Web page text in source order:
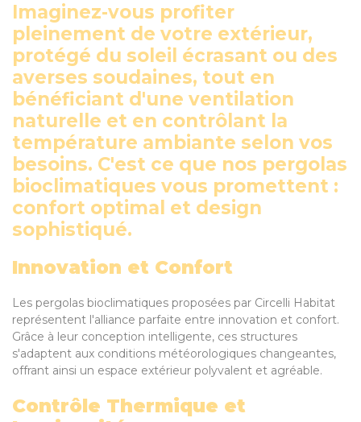
Imaginez-vous profiter
pleinement de votre extérieur,
protégé du soleil écrasant ou des
averses soudaines, tout en
bénéficiant d'une ventilation
naturelle et en contrôlant la
température ambiante selon vos
besoins. C'est ce que nos pergolas
bioclimatiques vous promettent :
confort optimal et design
sophistiqué.
Innovation et Confort
Les pergolas bioclimatiques proposées par Circelli Habitat
représentent l'alliance parfaite entre innovation et confort.
Grâce à leur conception intelligente, ces structures
s'adaptent aux conditions météorologiques changeantes,
offrant ainsi un espace extérieur polyvalent et agréable.
Contrôle Thermique et